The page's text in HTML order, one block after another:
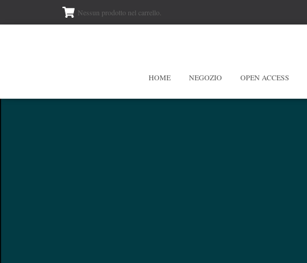
Nessun prodotto nel carrello.
HOME NEGOZIO OPEN ACCESS